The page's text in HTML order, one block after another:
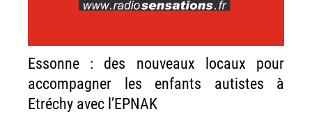
Essonne : des nouveaux locaux pour
accompagner les enfants autistes à
Etréchy avec l’EPNAK